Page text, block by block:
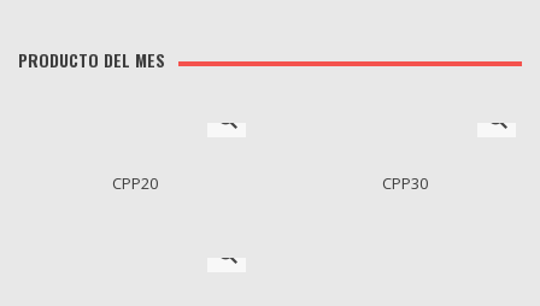
PRODUCTO DEL MES
CPP20 CPP30